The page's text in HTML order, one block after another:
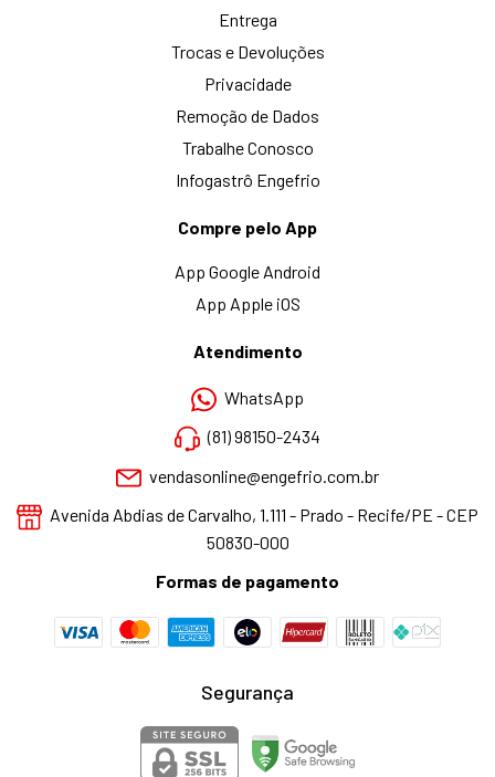
Entrega
Trocas e Devoluções
Privacidade
Remoção de Dados
Trabalhe Conosco
Infogastrô Engefrio
Compre pelo App
App Google Android
App Apple iOS
Atendimento
WhatsApp
(81) 98150-2434
vendasonline@engefrio.com.br
Avenida Abdias de Carvalho, 1.111 - Prado - Recife/PE - CEP
50830-000
Formas de pagamento
Segurança